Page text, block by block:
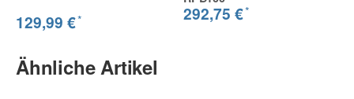
129,99 €* 292,75 €*
Ähnliche Artikel